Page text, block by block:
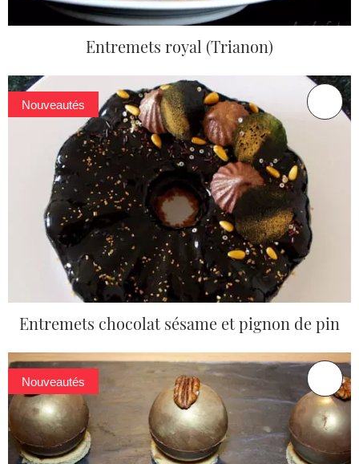
Entremets royal (Trianon)
Nouveautés
Entremets chocolat sésame et pignon de pin
Nouveautés